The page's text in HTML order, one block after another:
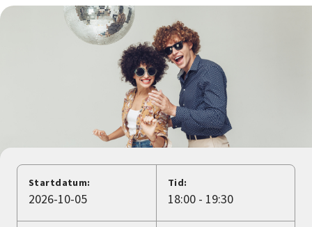
Avdelningar
Startdatum:
2026-10-05
Tid:
18:00 - 19:30